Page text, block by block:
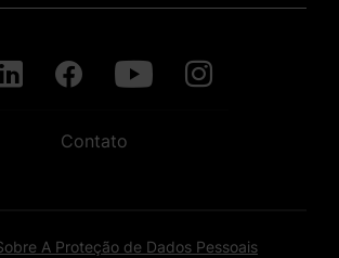
Contato
A Proteção de Dados Pessoais